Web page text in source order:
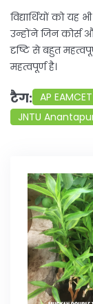
विद्यार्थियों को
उन्होंने जिन कोर्स
दृष्टि से बहुत
महत्वपूर्ण है।
टैग: AP
JNTU